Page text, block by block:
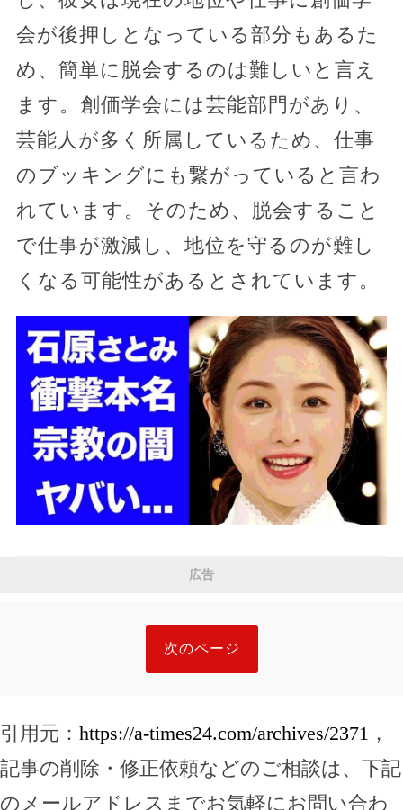
会が後押しとなっている部分もあるた
め、簡単に脱会するのは難しいと言え
ます。創価学会には芸能部門があり、
芸能人が多く所属しているため、仕事
のブッキングにも繋がっていると言わ
れています。そのため、脱会すること
で仕事が激減し、地位を守るのが難し
くなる可能性があるとされています。
広告
次のページ
引用元： https://a-times24.com/archives/2371 ，
記事の削除・修正依頼などのご相談は、下記
のメールアドレスまでお気軽にお問い合わ